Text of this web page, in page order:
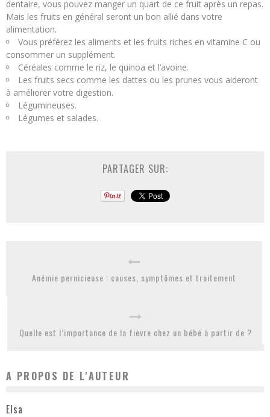
dentaire, vous pouvez manger un quart de ce fruit après un repas.
Mais les fruits en général seront un bon allié dans votre
alimentation.
Vous préférez les aliments et les fruits riches en vitamine C ou
consommer un supplément.
Céréales comme le riz, le quinoa et l’avoine.
Les fruits secs comme les dattes ou les prunes vous aideront
à améliorer votre digestion.
Légumineuses.
Légumes et salades.
PARTAGER SUR:
Anémie pernicieuse : causes, symptômes et traitement
Quelle est l’importance de la fièvre chez un bébé à partir de ?
A PROPOS DE L'AUTEUR
Elsa